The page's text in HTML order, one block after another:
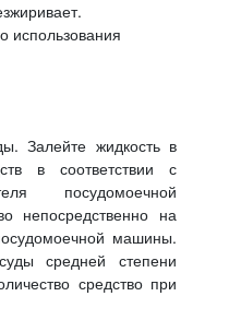
использования
Залейте жидкость в
в соответствии с
посудомоечной
непосредственно на
машины.
средней степени
средство при